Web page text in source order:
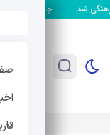
جزئیات سومین